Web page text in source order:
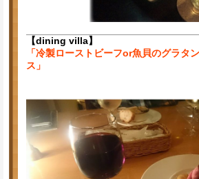
【dining villa】
「冷製ローストビーフor魚貝のグラタ
ス」